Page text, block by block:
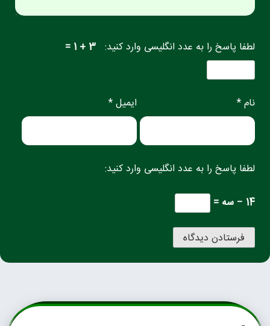
لطفا پاسخ را به عدد انگلیسی وارد کنید: 3 + 1 =
نام * ایمیل *
لطفا پاسخ را به عدد انگلیسی وارد کنید:
14 − سه =